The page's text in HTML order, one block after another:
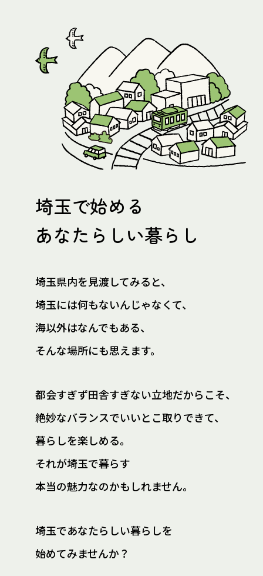
埼玉で始める
あなたらしい暮らし
埼玉県内を見渡してみると、
埼玉には何もないんじゃなくて、
海以外はなんでもある、
そんな場所にも思えます。
都会すぎず田舎すぎない立地だからこそ、
絶妙なバランスでいいとこ取りできて、
暮らしを楽しめる。
それが埼玉で暮らす
本当の魅力なのかもしれません。
埼玉であなたらしい暮らしを
始めてみませんか？